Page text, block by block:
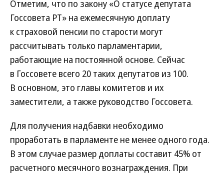
Отметим, что по закону «О статусе депутата
Госсовета РТ» на ежемесячную доплату
к страховой пенсии по старости могут
рассчитывать только парламентарии,
работающие на постоянной основе. Сейчас
в Госсовете всего 20 таких депутатов из 100.
В основном, это главы комитетов и их
заместители, а также руководство Госсовета.
Для получения надбавки необходимо
проработать в парламенте не менее одного года.
В этом случае размер доплаты составит 45% от
расчетного месячного вознаграждения. При